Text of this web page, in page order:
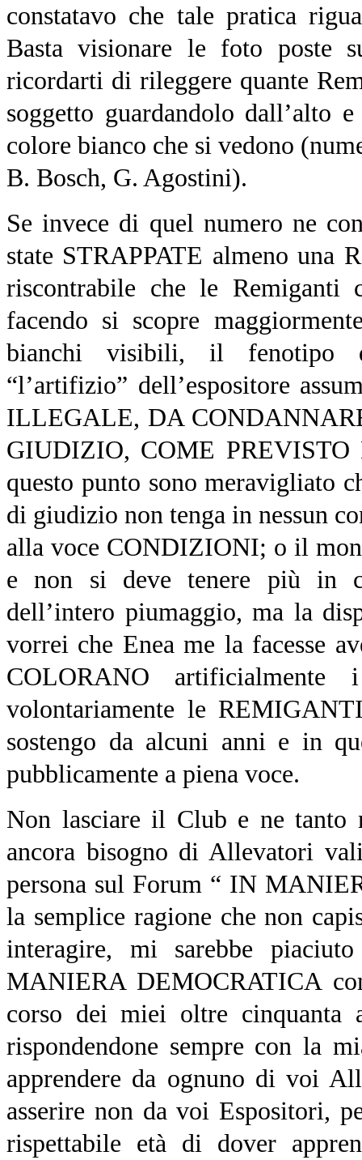
constatavo che tale pratica
Basta visionare le foto poste
ricordarti di rileggere quante
soggetto guardandolo dall’alto
colore bianco che si vedono
B. Bosch, G. Agostini).
Se invece di quel numero ne
state STRAPPATE almeno una
riscontrabile che le Remiganti
facendo si scopre
bianchi visibili, il fenotipo
“l’artifizio” dell’espositore
ILLEGALE, DA
GIUDIZIO, COME
questo punto sono meravigliato
di giudizio non tenga in nessun
alla voce CONDIZIONI; o il
e non si deve tenere più in
dell’intero piumaggio, ma la
vorrei che Enea me la facesse
COLORANO
volontariamente le
sostengo da alcuni anni e in
pubblicamente a piena voce.
Non lasciare il Club e ne
ancora bisogno di Allevatori
persona sul Forum “ IN
la semplice ragione che non
interagire, mi sarebbe
MANIERA DEMOCRATICA
corso dei miei oltre cinquanta
rispondendone sempre con la
apprendere da ognuno di voi
asserire non da voi Espositori,
rispettabile età di dover